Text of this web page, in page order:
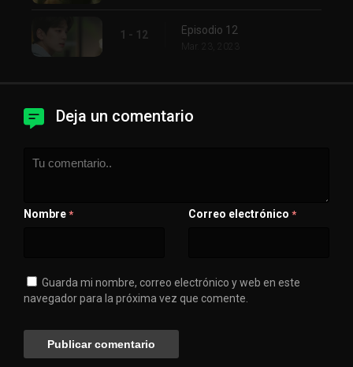
1 - 12 Episodio 12
Mar. 23, 2023
Deja un comentario
Nombre * Correo electrónico *
Guarda mi nombre, correo electrónico y web en este
navegador para la próxima vez que comente.